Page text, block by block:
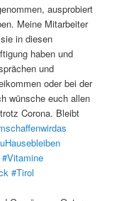
ausprobiert
Meine Mitarbeiter
in diesen
haben und
und
oder bei der
wünsche euch allen
Corona. Bleibt
#Vitamine
#Tirol